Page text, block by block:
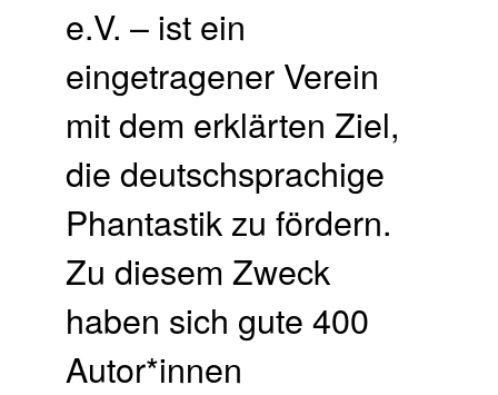
e.V. – ist ein
eingetragener Verein
mit dem erklärten Ziel,
die deutschsprachige
Phantastik zu fördern.
Zu diesem Zweck
haben sich gute 400
Autor*innen